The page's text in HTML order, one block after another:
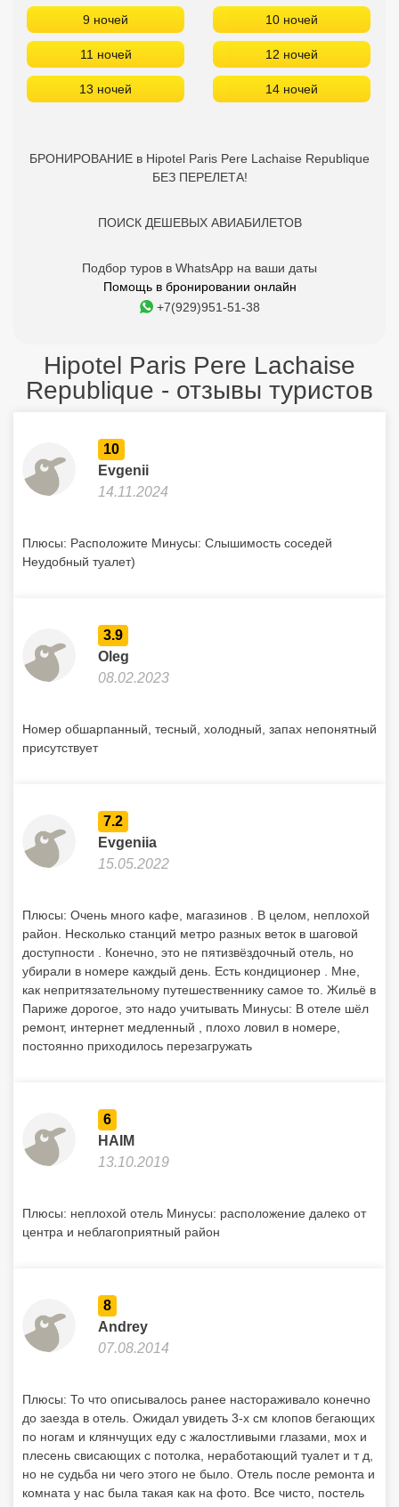
9 ночей 10 ночей
11 ночей 12 ночей
13 ночей 14 ночей
БРОНИРОВАНИЕ в Hipotel Paris Pere Lachaise Republique
БЕЗ ПЕРЕЛЕТА!
ПОИСК ДЕШЕВЫХ АВИАБИЛЕТОВ
Подбор туров в WhatsApp на ваши даты
Помощь в бронировании онлайн
+7(929)951-51-38
Hipotel Paris Pere Lachaise
Republique - отзывы туристов
10
Evgenii
14.11.2024
Плюсы: Расположите Минусы: Слышимость соседей
Неудобный туалет)
3.9
Oleg
08.02.2023
Номер обшарпанный, тесный, холодный, запах непонятный
присутствует
7.2
Evgeniia
15.05.2022
Плюсы: Очень много кафе, магазинов . В целом, неплохой
район. Несколько станций метро разных веток в шаговой
доступности . Конечно, это не пятизвёздочный отель, но
убирали в номере каждый день. Есть кондиционер . Мне,
как непритязательному путешественнику самое то. Жильё в
Париже дорогое, это надо учитывать Минусы: В отеле шёл
ремонт, интернет медленный , плохо ловил в номере,
постоянно приходилось перезагружать
6
HAIM
13.10.2019
Плюсы: неплохой отель Минусы: расположение далеко от
центра и неблагоприятный район
8
Andrey
07.08.2014
Плюсы: То что описывалось ранее настораживало конечно
до заезда в отель. Ожидал увидеть 3-х см клопов бегающих
по ногам и клянчущих еду с жалостливыми глазами, мох и
плесень свисающих с потолка, неработающий туалет и т д,
но не судьба ни чего этого не было. Отель после ремонта и
комната у нас была такая как на фото. Все чисто, постель